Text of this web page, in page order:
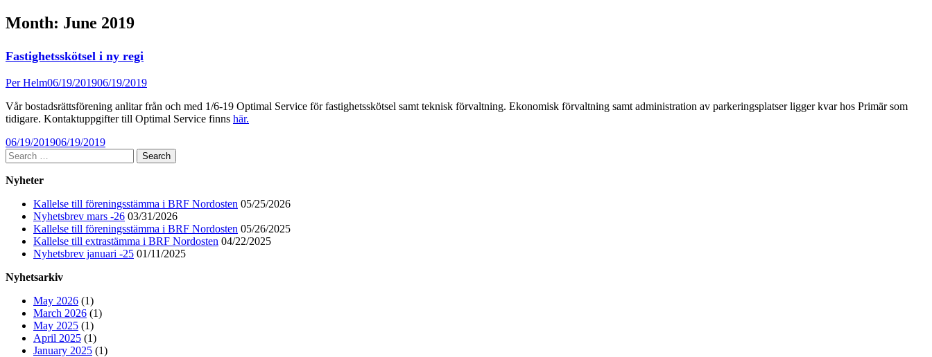
Month: June 2019
Fastighetsskötsel i ny regi
Author
Per HelmPublished
06/19/201906/19/2019
Vår bostadsrättsförening anlitar från och med 1/6-19 Optimal Service för fastighetsskötsel samt teknisk förvaltning. Ekonomisk förvaltning samt administration av parkeringsplatser ligger kvar hos Primär som
tidigare. Kontaktuppgifter till Optimal Service finns här.
Published
on
06/19/201906/19/2019
Main
Sidebar
Search
for:
Nyheter
Kallelse till föreningsstämma i BRF Nordosten 05/25/2026
Nyhetsbrev mars -26 03/31/2026
Kallelse till föreningsstämma i BRF Nordosten 05/26/2025
Kallelse till extrastämma i BRF Nordosten 04/22/2025
Nyhetsbrev januari -25 01/11/2025
Nyhetsarkiv
May 2026 (1)
March 2026 (1)
May 2025 (1)
April 2025 (1)
January 2025 (1)